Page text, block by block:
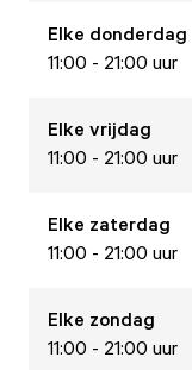
Elke donderdag
11:00 - 21:00 uur
Elke vrijdag
11:00 - 21:00 uur
Elke zaterdag
11:00 - 21:00 uur
Elke zondag
11:00 - 21:00 uur